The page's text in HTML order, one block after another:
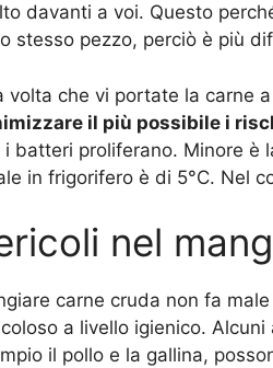
davanti a voi. Questo
stesso pezzo, perciò è più
volta che vi portate la carne
il più possibile i
i batteri proliferano. Minore è
in frigorifero è di 5°C. Nel
nel
carne cruda non fa
a livello igienico.
il pollo e la gallina,